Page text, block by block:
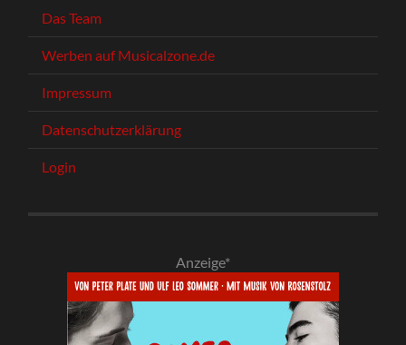
Das Team
Werben auf Musicalzone.de
Impressum
Datenschutzerklärung
Login
Anzeige*